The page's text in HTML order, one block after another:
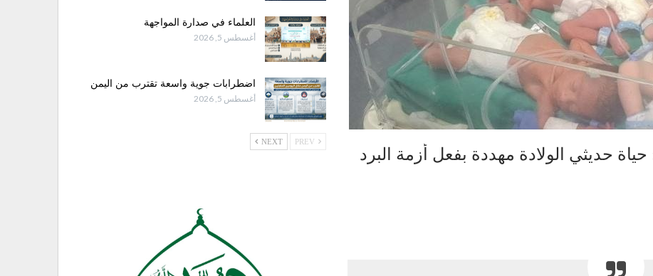
حديثي الولادة مهددة بفعل أزمة البرد
العلماء في صدارة المواجهة
أغسطس 5, 2026
اضطرابات جوية واسعة تقترب من اليمن
أغسطس 5, 2026
NEXT